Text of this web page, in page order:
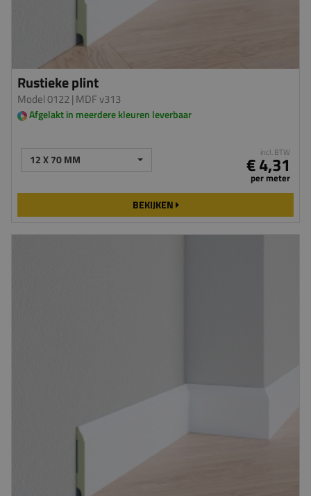
Rustieke plint
Model 0122| MDF v313
Afgelakt in meerdere kleuren leverbaar
12 X 70 MM incl. BTW
€ 4,31
per meter
BEKIJKEN